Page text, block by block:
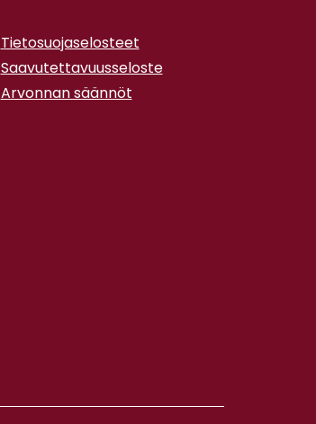
Tietosuojaselosteet
Saavutettavuusseloste
Arvonnan säännöt